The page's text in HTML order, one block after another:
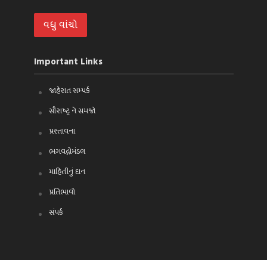
વધુ વાંચો
Important Links
જાહેરાત સમ્પર્ક
સૌરાષ્ટ્ર ને સમજો
પ્રસ્તાવના
ભગવદ્ગોમંડલ
માહિતીનું દાન
પ્રતિભાવો
સંપર્ક